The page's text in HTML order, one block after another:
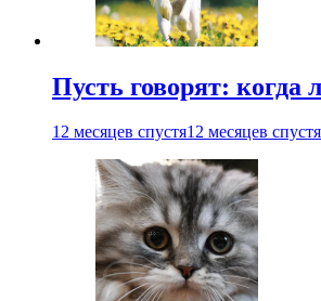
Пусть говорят:
12 месяцев спустя12 месяцев спустя